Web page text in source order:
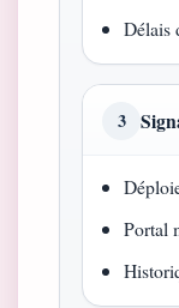
Délais
3
Portal